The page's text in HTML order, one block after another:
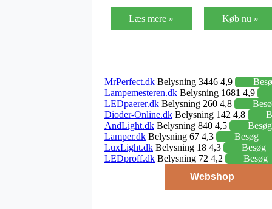
Læs mere » Køb nu »
MrPerfect.dk Belysning 3446 4,9
Lampemesteren.dk Belysning 1681 4,9
LEDpaerer.dk Belysning 260 4,8
Dioder-Online.dk Belysning 142 4,8
AndLight.dk Belysning 840 4,5
Besøg
Lamper.dk Belysning 67 4,3
Besøg
LuxLight.dk Belysning 18 4,3
Besøg
LEDproff.dk Belysning 72 4,2
Besøg
Webshop